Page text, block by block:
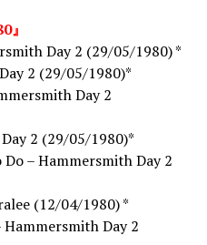
Day 2 (29/05/1980) *
2 (29/05/1980)*
Day 2
2 (29/05/1980)*
– Hammersmith Day 2
(12/04/1980) *
Hammersmith Day 2